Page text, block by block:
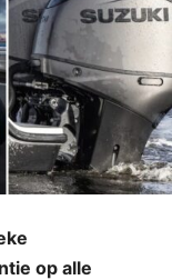
op alle